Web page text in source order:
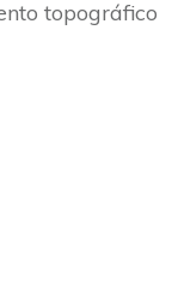
topográfico